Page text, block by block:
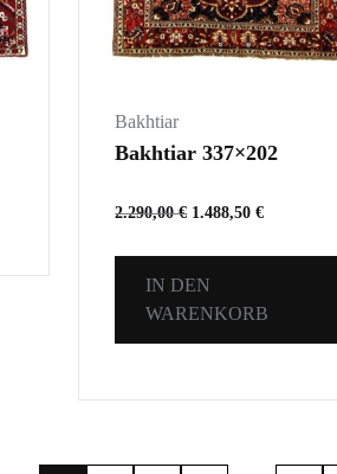
Bakhtiar
Bakhtiar 337×202
2.290,00€ 1.488,50€
IN DEN
WARENKORB